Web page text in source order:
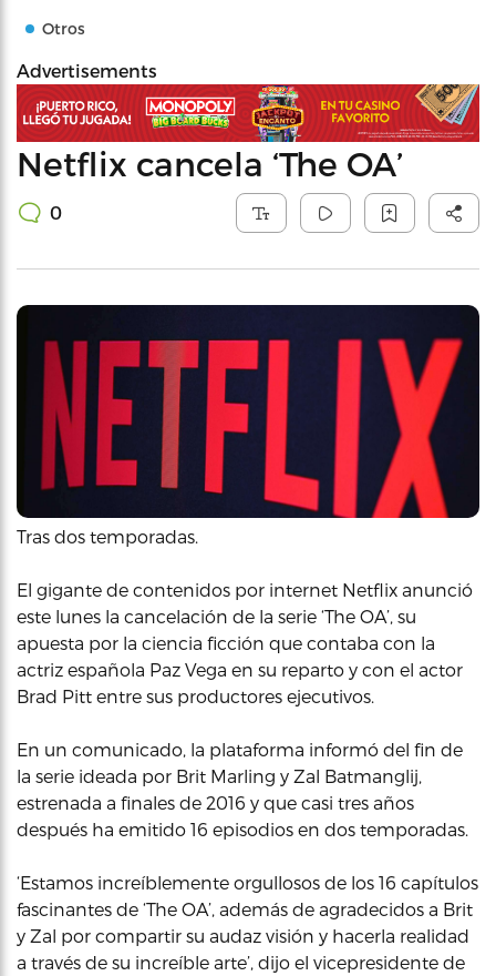
Otros
Advertisements
Netflix cancela ‘The OA’
0
Tras dos temporadas.
El gigante de contenidos por internet Netflix anunció
este lunes la cancelación de la serie ‘The OA’, su
apuesta por la ciencia ficción que contaba con la
actriz española Paz Vega en su reparto y con el actor
Brad Pitt entre sus productores ejecutivos.
En un comunicado, la plataforma informó del fin de
la serie ideada por Brit Marling y Zal Batmanglij,
estrenada a finales de 2016 y que casi tres años
después ha emitido 16 episodios en dos temporadas.
‘Estamos increíblemente orgullosos de los 16 capítulos
fascinantes de ‘The OA’, además de agradecidos a Brit
y Zal por compartir su audaz visión y hacerla realidad
a través de su increíble arte’, dijo el vicepresidente de